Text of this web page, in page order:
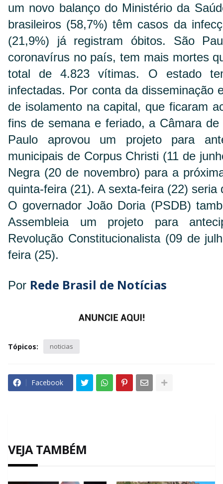
um novo balanço do Ministério da
brasileiros (58,7%) têm casos da
(21,9%) já registram óbitos. São
coronavírus no país, tem mais mortes
total de 4.823 vítimas. O estado
infectadas. Por conta da disseminação
de isolamento na capital, que ficaram
fins de semana e feriado, a Câmara
Paulo aprovou um projeto para
municipais de Corpus Christi (11 de
Negra (20 de novembro) para a
quinta-feira (21). A sexta-feira (22) seria
O governador João Doria (PSDB)
Assembleia um projeto para
Revolução Constitucionalista (09 de
feira (25).
Por Rede Brasil de Notícias
Tópicos: noticias
Facebook
VEJA TAMBÉM